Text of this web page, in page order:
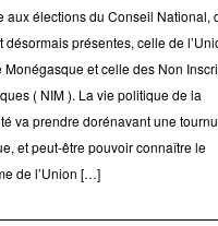
aux élections du Conseil National,
désormais présentes, celle de
Monégasque et celle des Non
( NIM ). La vie politique de la
va prendre dorénavant une
et peut-être pouvoir connaître le
de l’Union […]